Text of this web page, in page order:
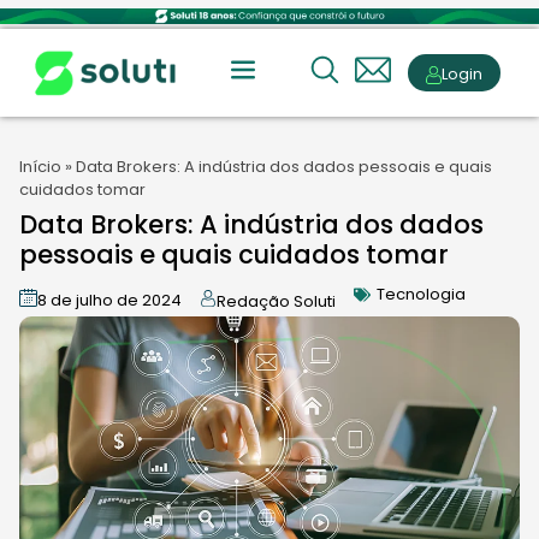
Login
Início » Data Brokers: A indústria dos dados pessoais e quais
cuidados tomar
Data Brokers: A indústria dos dados
pessoais e quais cuidados tomar
8 de julho de 2024 Redação Soluti Tecnologia